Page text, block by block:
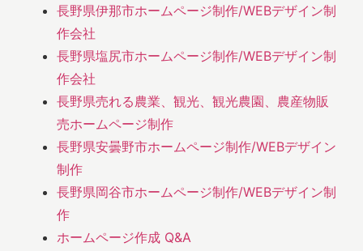
長野県伊那市ホームページ制作/WEBデザイン制
作会社
長野県塩尻市ホームページ制作/WEBデザイン制
作会社
長野県売れる農業、観光、観光農園、農産物販
売ホームページ制作
長野県安曇野市ホームページ制作/WEBデザイン
制作
長野県岡谷市ホームページ制作/WEBデザイン制
作
ホームページ作成 Q&A